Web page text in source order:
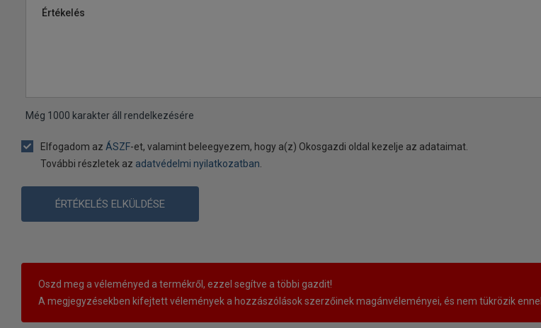
Értékelés
Még 1000 karakter áll rendelkezésére
Elfogadom az ÁSZF-et, valamint beleegyezem, hogy a(z) Okosgazdi oldal kezelje az adataimat.
További részletek az adatvédelmi nyilatkozatban
ÉRTÉKELÉS ELKÜLDÉSE
Oszd meg a véleményed a termékről, ezzel segítve a többi gazdit!
A megjegyzésekben kifejtett vélemények a hozzászólások szerzőinek magánvéleményei, és nem tükrözik